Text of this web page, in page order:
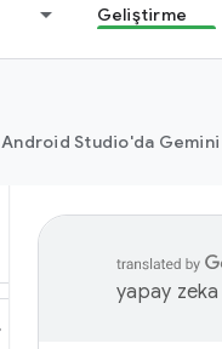
Geliştirme
Android Studio'da Gemini
yapay